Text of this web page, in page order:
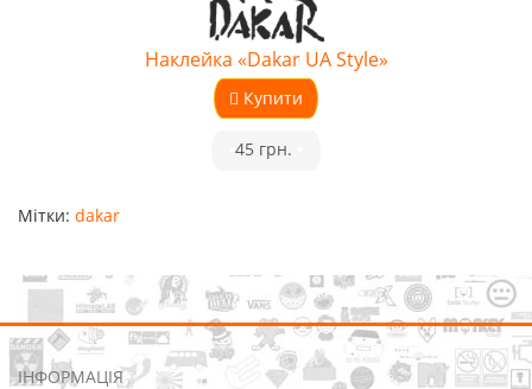
Наклейка «Dakar UA Style»
Купити
45 грн.
Мітки: dakar
ІНФОРМАЦІЯ